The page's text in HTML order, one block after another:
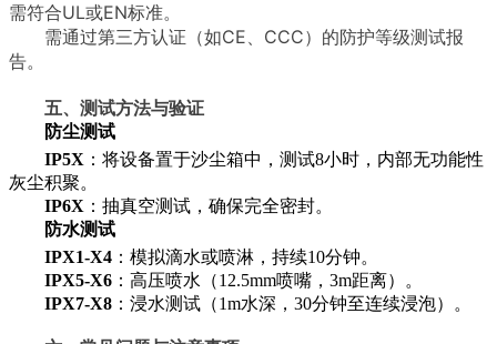
需符合UL或EN标准。
需通过第三方认证（如CE、CCC）的防护等级测试报
告。
五、测试方法与验证
防尘测试
IP5X ：将设备置于沙尘箱中，测试8小时，内部无功能性
灰尘积聚。
IP6X ：抽真空测试，确保完全密封。
防水测试
IPX1-X4 ：模拟滴水或喷淋，持续10分钟。
IPX5-X6 ：高压喷水（12.5mm喷嘴，3m距离）。
IPX7-X8 ：浸水测试（1m水深，30分钟至连续浸泡）。